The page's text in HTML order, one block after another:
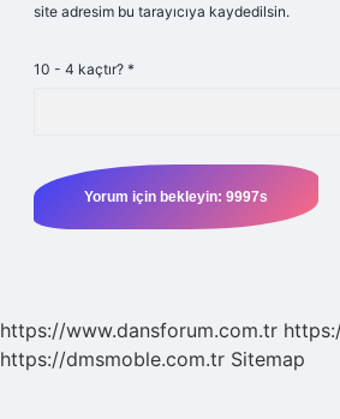
site adresim bu tarayıcıya kaydedilsin.
10 - 4 kaçtır? *
https://www.dansforum.com.tr
https://dmsmoble.com.tr Sitemap